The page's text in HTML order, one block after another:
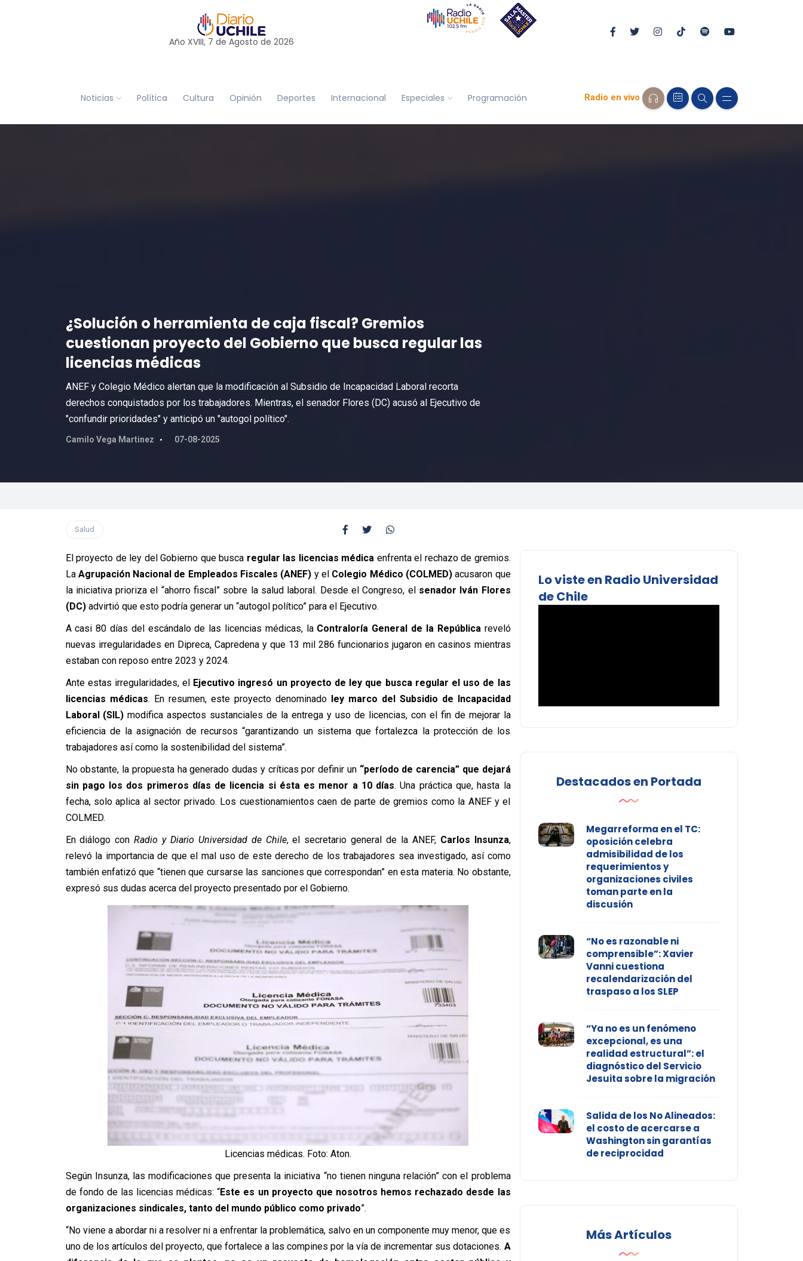
Año XVIII, 7 de Agosto de 2026
Noticias Política Cultura Opinión Deportes Internacional Especiales Programación Radio en vivo
¿Solución o herramienta de caja fiscal? Gremios
cuestionan proyecto del Gobierno que busca regular las
licencias médicas
ANEF y Colegio Médico alertan que la modificación al Subsidio de Incapacidad Laboral recorta
derechos conquistados por los trabajadores. Mientras, el senador Flores (DC) acusó al Ejecutivo de
"confundir prioridades" y anticipó un "autogol político".
Camilo Vega Martinez 07-08-2025
Salud
El proyecto de ley del Gobierno que busca regular las licencias médica enfrenta el rechazo de gremios.
LaAgrupación Nacional de Empleados Fiscales (ANEF) y el Colegio Médico (COLMED)acusaron que
la iniciativa prioriza el “ahorro fiscal” sobre la salud laboral. Desde el Congreso, el senador Iván Flores
(DC)advirtió que esto podría generar un “autogol político” para el Ejecutivo.
A casi 80 días del escándalo de las licencias médicas, la Contraloría General de la Repúblicareveló
nuevas irregularidades en Dipreca, Capredena y que 13 mil 286 funcionarios jugaron en casinos mientras
estaban con reposo entre 2023 y 2024.
Ante estas irregularidades, el Ejecutivo ingresó un proyecto de ley que busca regular el uso de las
licencias médicas. En resumen, este proyecto denominado ley marco del Subsidio de Incapacidad
Laboral (SIL) modifica aspectos sustanciales de la entrega y uso de licencias, con el fin de mejorar la
eficiencia de la asignación de recursos “garantizando un sistema que fortalezca la protección de los
trabajadores así como la sostenibilidad del sistema”.
No obstante, la propuesta ha generado dudas y críticas por definir un “período de carencia” que dejará
sin pago los dos primeros días de licencia si ésta es menor a 10 días. Una práctica que, hasta la
fecha, solo aplica al sector privado. Los cuestionamientos caen de parte de gremios como la ANEF y el
COLMED.
En diálogo conRadio y Diario Universidad de Chile, el secretario general de la ANEF, Carlos Insunza,
relevó la importancia de que el mal uso de este derecho de los trabajadores sea investigado, así como
también enfatizó que “tienen que cursarse las sanciones que correspondan” en esta materia. No obstante,
expresó sus dudas acerca del proyecto presentado por el Gobierno.
Licencias médicas. Foto: Aton.
Según Insunza, las modificaciones que presenta la iniciativa “no tienen ninguna relación” con el problema
de fondo de las licencias médicas: “Este es un proyecto que nosotros hemos rechazado desde las
organizaciones sindicales, tanto del mundo público como privado”.
“No viene a abordar ni a resolver ni a enfrentar la problemática, salvo en un componente muy menor, que es
uno de los artículos del proyecto, que fortalece a las compines por la vía de incrementar sus dotaciones. A
Lo viste en Radio Universidad
de Chile
Destacados en Portada
Megarreforma en el TC:
oposición celebra
admisibilidad de los
requerimientos y
organizaciones civiles
toman parte en la
discusión
“No es razonable ni
comprensible”: Xavier
Vanni cuestiona
recalendarización del
traspaso a los SLEP
“Ya no es un fenómeno
excepcional, es una
realidad estructural”: el
diagnóstico del Servicio
Jesuita sobre la migración
Salida de los No Alineados:
el costo de acercarse a
Washington sin garantías
de reciprocidad
Más Artículos